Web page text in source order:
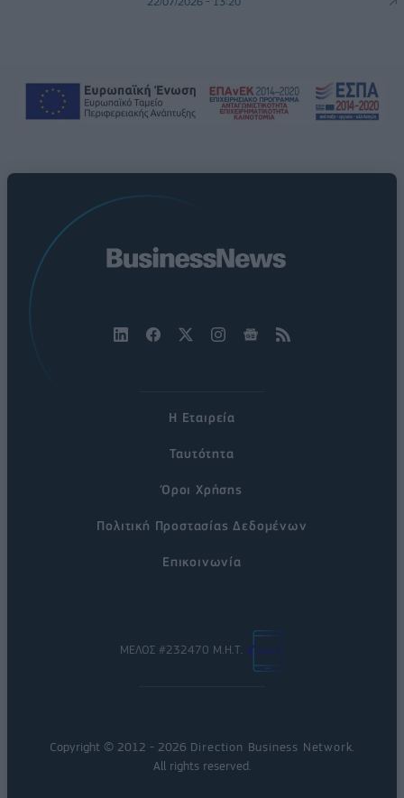
Η Εταιρεία
Ταυτότητα
Όροι Χρήσης
Πολιτική Προστασίας Δεδομένων
Επικοινωνία
ΜΕΛΟΣ #232470 Μ.Η.Τ.
Copyright © 2012 - 2026 Direction Business Network
All rights reserved.